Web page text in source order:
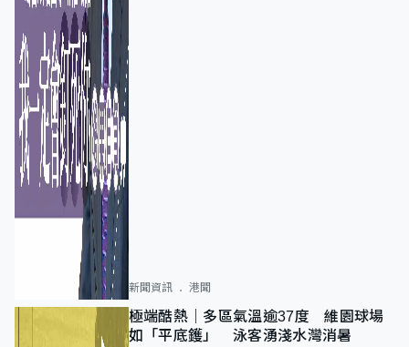
新聞資訊 港聞
極端酷熱｜多區氣溫逾37度 維園球場
如「平底鑊」 泳客湧淺水灣消暑